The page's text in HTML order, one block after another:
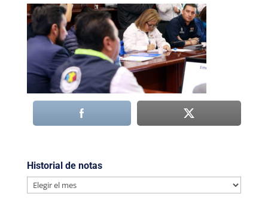
Historial de notas
Historial